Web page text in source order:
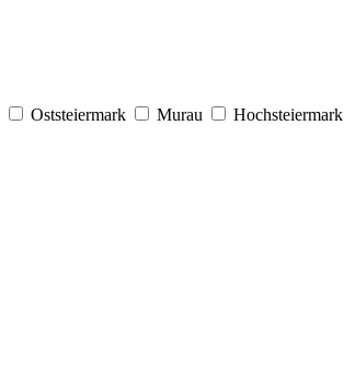
Oststeiermark Murau Hochsteiermark